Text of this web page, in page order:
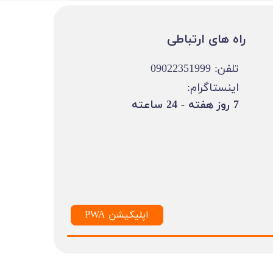
تلفن: 09022351999
اینستاگرام:
​7 روز هفته - 24 ساعته ​​​​​​​
PWA اپلیکیشن
​​راه های ارتباطی